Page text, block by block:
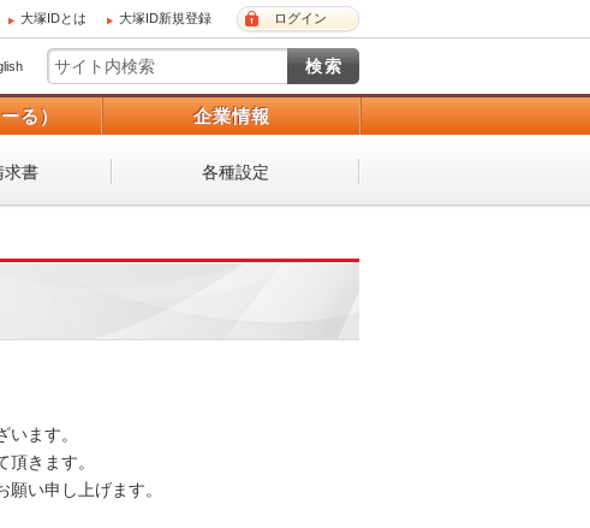
大塚IDとは 大塚ID新規登録 ログイン
る） 企業情報
求書 各種設定
ます。
きます。
い申し上げます。